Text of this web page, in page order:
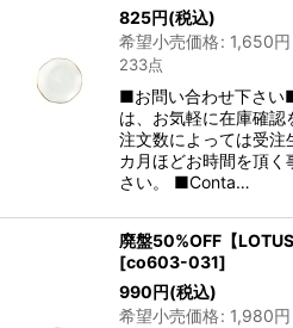
825円(税込)
希望小売価格: 1,650円
233点
■お問い合わせ下さい
は、お気軽に在庫確
注文数によっては受注
カ月ほどお時間を頂
さい。 ■Conta…
廃盤50%OFF【
[co603-031]
990円(税込)
希望小売価格: 1,980円